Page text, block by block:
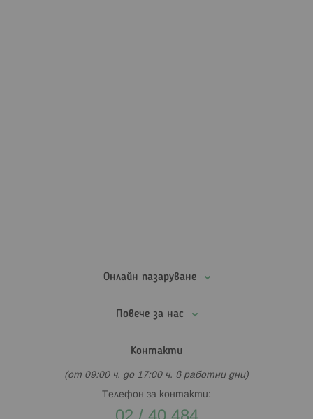
Онлайн пазаруване
Повече за нас
Контакти
(от 09:00 ч. до 17:00 ч. в работни дни)
Телефон за контакти: